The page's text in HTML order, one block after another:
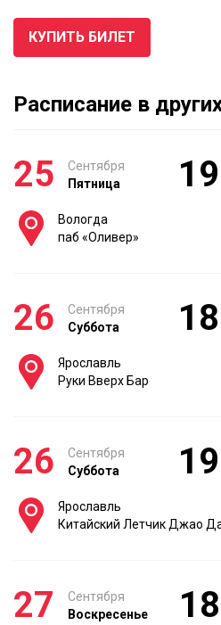
КУПИТЬ БИЛЕТ
Расписание в
25
Сентября
Пятница
Вологда
паб «Оливер»
26
Сентября
Суббота
Ярославль
Руки Вверх Бар
26
Сентября
Суббота
Ярославль
Китайский Летчик Джао
27
Сентября
Воскресенье